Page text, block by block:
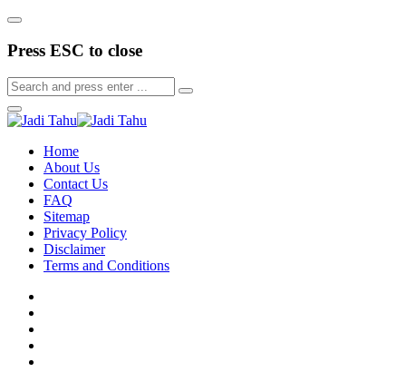
Press ESC to close
Home
About Us
Contact Us
FAQ
Sitemap
Privacy Policy
Disclaimer
Terms and Conditions